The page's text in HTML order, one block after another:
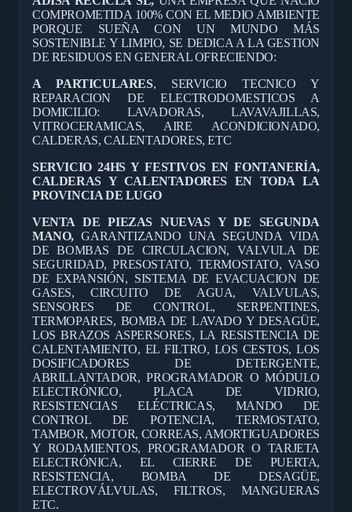
COMPROMETIDA 100% CON EL MEDIO AMBIENTE
PORQUE SUEÑA CON UN MUNDO MÁS
SOSTENIBLE Y LIMPIO, SE DEDICA A LA GESTION
DE RESIDUOS EN GENERAL OFRECIENDO:
A PARTICULARES, SERVICIO TECNICO Y
REPARACION DE ELECTRODOMESTICOS A
DOMICILIO: LAVADORAS, LAVAVAJILLAS,
VITROCERAMICAS, AIRE ACONDICIONADO,
CALDERAS, CALENTADORES, ETC
SERVICIO 24HS Y FESTIVOS EN FONTANERÍA,
CALDERAS Y CALENTADORES EN TODA LA
PROVINCIA DE LUGO
VENTA DE PIEZAS NUEVAS Y DE SEGUNDA
MANO, GARANTIZANDO UNA SEGUNDA VIDA
DE BOMBAS DE CIRCULACION, VALVULA DE
SEGURIDAD, PRESOSTATO, TERMOSTATO, VASO
DE EXPANSIÓN, SISTEMA DE EVACUACION DE
GASES, CIRCUITO DE AGUA, VALVULAS,
SENSORES DE CONTROL, SERPENTINES,
TERMOPARES, BOMBA DE LAVADO Y DESAGÜE,
LOS BRAZOS ASPERSORES, LA RESISTENCIA DE
CALENTAMIENTO, EL FILTRO, LOS CESTOS, LOS
DOSIFICADORES DE DETERGENTE,
ABRILLANTADOR, PROGRAMADOR O MÓDULO
ELECTRÓNICO, PLACA DE VIDRIO,
RESISTENCIAS ELÉCTRICAS, MANDO DE
CONTROL DE POTENCIA, TERMOSTATO,
TAMBOR, MOTOR, CORREAS, AMORTIGUADORES
Y RODAMIENTOS, PROGRAMADOR O TARJETA
ELECTRÓNICA, EL CIERRE DE PUERTA,
RESISTENCIA, BOMBA DE DESAGÜE,
ELECTROVÁLVULAS, FILTROS, MANGUERAS
ETC.